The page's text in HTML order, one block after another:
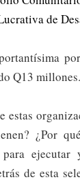
de
Q13 millones.
estas
¿Por
de esta